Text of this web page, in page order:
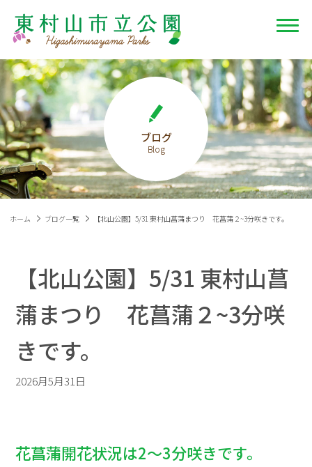
ブログ
ホーム ブログ一覧 【北山公園】5/31 東村山菖蒲まつり 花菖蒲２~3分咲きです。
【北山公園】5/31 東村山菖
蒲まつり 花菖蒲２~3分咲
きです。
2026月5月31日
花菖蒲開花状況は2～3分咲きです。